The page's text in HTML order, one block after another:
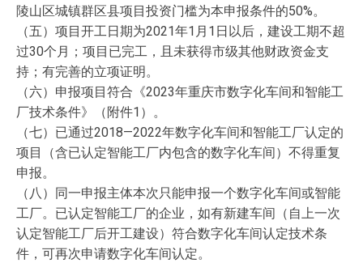
陵山区城镇群区县项目投资门槛为本申报条件的50%。
（五）项目开工日期为2021年1月1日以后，建设工期不超
过30个月；项目已完工，且未获得市级其他财政资金支
持；有完善的立项证明。
（六）申报项目符合《2023年重庆市数字化车间和智能工
厂技术条件》（附件1）。
（七）已通过2018—2022年数字化车间和智能工厂认定的
项目（含已认定智能工厂内包含的数字化车间）不得重复
申报。
（八）同一申报主体本次只能申报一个数字化车间或智能
工厂。已认定智能工厂的企业，如有新建车间（自上一次
认定智能工厂后开工建设）符合数字化车间认定技术条
件，可再次申请数字化车间认定。